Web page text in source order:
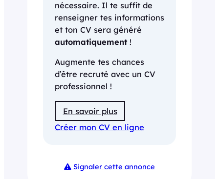
nécessaire. Il te suffit de
renseigner tes informations
et ton CV sera généré
automatiquement!
Augmente tes chances
d’être recruté avec un CV
professionnel !
En savoir plus
Créer mon CV en ligne
Signaler cette annonce